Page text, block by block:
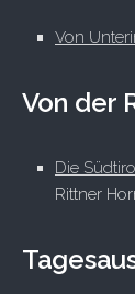
Von
Von der
Die
Rittner